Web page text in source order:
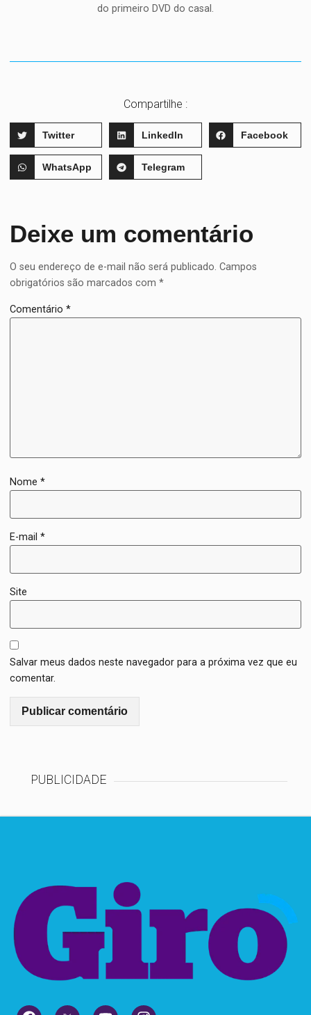
do primeiro DVD do casal.
Compartilhe :
Twitter LinkedIn Facebook
WhatsApp Telegram
Deixe um comentário
O seu endereço de e-mail não será publicado. Campos
obrigatórios são marcados com*
Comentário*
Nome*
E-mail*
Site
Salvar meus dados neste navegador para a próxima vez que eu
comentar.
PUBLICIDADE